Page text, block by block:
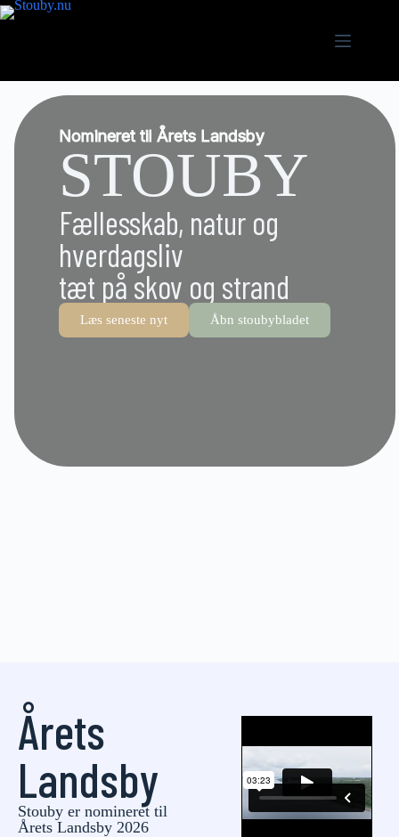
Nomineret til Årets Landsby
STOUBY
Fællesskab, natur og
hverdagsliv
tæt på skov og strand
Læs seneste nyt Åbn stoubybladet
Årets
Landsby
Stouby er nomineret til
Årets Landsby 2026